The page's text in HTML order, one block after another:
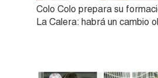
Colo Colo prepara su
La Calera: habrá un cambio